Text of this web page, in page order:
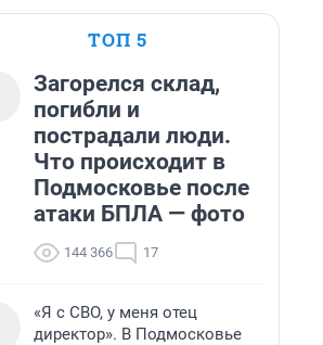
ТОП 5
Загорелся склад,
погибли и
пострадали люди.
Что происходит в
Подмосковье после
атаки БПЛА — фото
144 366 17
«Я с СВО, у меня отец
директор». В Подмосковье